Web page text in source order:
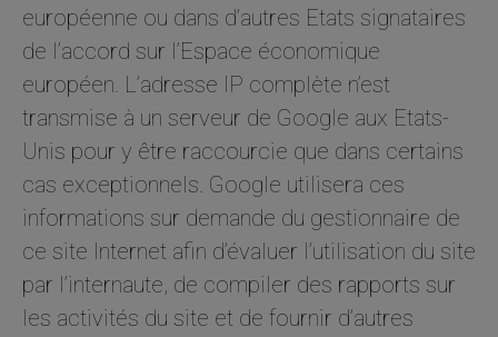
européenne ou dans d’autres Etats signataires
de l’accord sur l’Espace économique
européen. L’adresse IP complète n’est
transmise à un serveur de Google aux Etats-
Unis pour y être raccourcie que dans certains
cas exceptionnels. Google utilisera ces
informations sur demande du gestionnaire de
ce site Internet afin d’évaluer l’utilisation du site
par l’internaute, de compiler des rapports sur
les activités du site et de fournir d’autres